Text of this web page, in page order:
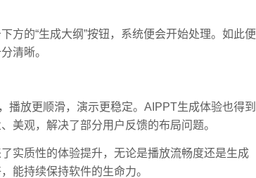
方的“生成大纲”按钮，系统便会开始处理。如此便
清晰。
播放更顺滑，演示更稳定。AIPPT生成体验也得到
美观，解决了部分用户反馈的布局问题。
实质性的体验提升，无论是播放流畅度还是生成
能持续保持软件的生命力。